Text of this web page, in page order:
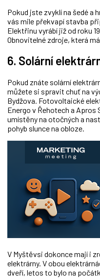
Pokud jste zvyklí na šedé a
vás mile překvapí stavba
Elektřinu vyrábí již od roku
Obnovitelné zdroje, která
6. Solární
Pokud znáte solární
můžete si spravit chuť na
Bydžova. Fotovoltaické
Energo v Řehotech a
umístěny na otočných a
pohyb slunce na obloze.
V Myštěvsi dokonce mají i
elektrárny. V obou
dveří, letos to bylo na